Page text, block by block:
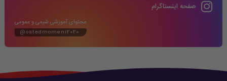
صفحه اینستاگرام
محتوای آموزشی شیمی و عمومی
@ostadmomeni2020